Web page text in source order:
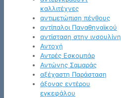
καλλιτέχνες
αντιμετώπιση πένθους
αντίπαλοι Παναθηναϊκού
αντίσταση στην ινσουλίνη
Αντοχή
Αντρές Εσκομπάρ
Αντώνης Σαμαράς
αξέχαστη Παράσταση
άξονας εντέρου
εγκεφάλου